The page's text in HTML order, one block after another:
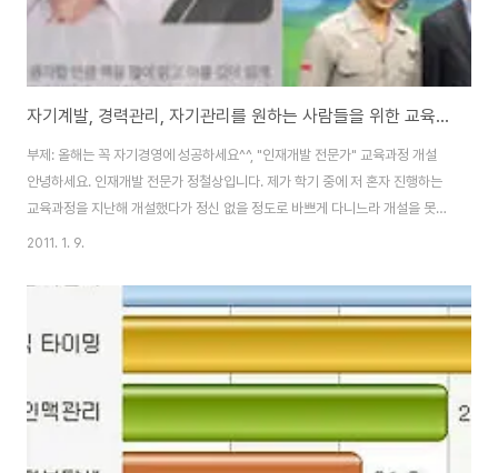
자기계발, 경력관리, 자기관리를 원하는 사람들을 위한 교육과정
부제: 올해는 꼭 자기경영에 성공하세요^^, "인재개발 전문가" 교육과정 개설
안녕하세요. 인재개발 전문가 정철상입니다. 제가 학기 중에 저 혼자 진행하는
교육과정을 지난해 개설했다가 정신 없을 정도로 바쁘게 다니느라 개설을 못했
습니다. 한 달에 30번 정도 외부강의 초대가 있는데, 거기다 제 강의를 주말까
이름으로 모집하는 강의는 안 하려고 했죠-_-;;ㅋ 그러나 이번 겨울 방학에 특
별히 부산쪽에서 요구도 있고, 개인적으로 가르치고 싶은 사람도 있어 교육과
정을 개설할까 하는데요. 제 몸값 더 오르기 전에 참여하셔서 혜택도 받으시고,
좋은 영감도 받아가시길 바랍니다^^ㅎ서울은 학기 중에 개설토록 노력해보겠
습니다. 교육과정..
2011. 1. 9.